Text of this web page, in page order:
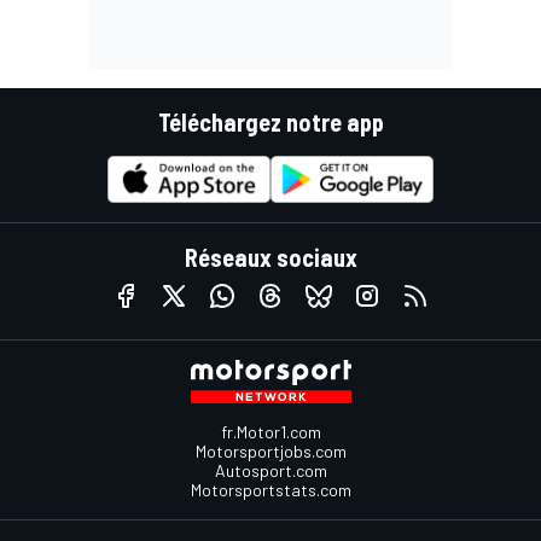
Téléchargez notre app
Réseaux sociaux
fr.Motor1.com
Motorsportjobs.com
Autosport.com
Motorsportstats.com